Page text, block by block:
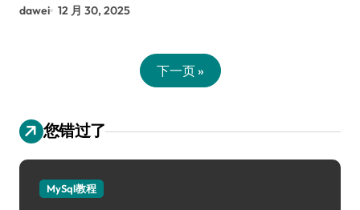
dawei 12 月 30, 2025
下一页 »
您错过了
MySql教程